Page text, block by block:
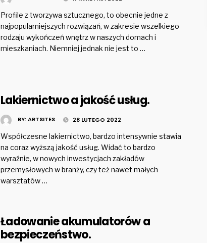
Profile z tworzywa sztucznego, to obecnie jedne z
najpopularniejszych rozwiązań, w zakresie wszelkiego
rodzaju wykończeń wnętrz w naszych domach i
mieszkaniach. Niemniej jednak nie jest to …
Lakiernictwo a jakość usług.
BY:ARTSITES 28 LUTEGO 2022
Współczesne lakiernictwo, bardzo intensywnie stawia
na coraz wyższą jakość usług. Widać to bardzo
wyraźnie, w nowych inwestycjach zakładów
przemysłowych w branży, czy też nawet małych
warsztatów …
Ładowanie akumulatorów a
bezpieczeństwo.